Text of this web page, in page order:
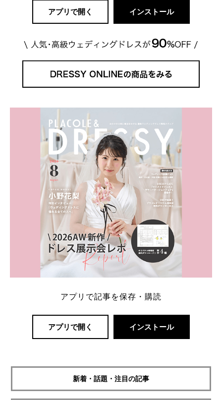
アプリで開く インストール
アプリで記事を保存・購読
アプリで開く インストール
新着・話題・注目の記事